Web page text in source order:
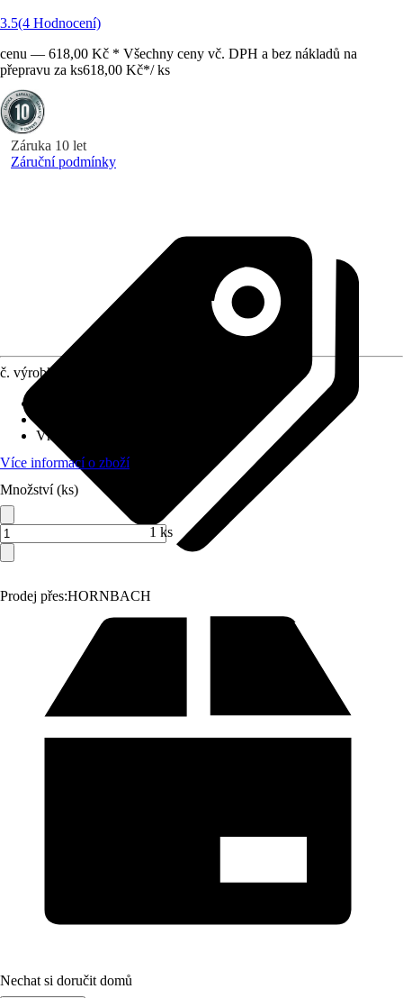
3.5(4 Hodnocení)
cenu — 618,00 Kč * Všechny ceny vč. DPH a bez nákladů na
přepravu za ks618,00 Kč*/ ks
Záruka 10 let
Záruční podmínky
Prodej přes:HORNBACH
č. výrobku
Vhodné pro
Více informací o zboží
Množství (ks)
1 ks
Nechat si doručit domů